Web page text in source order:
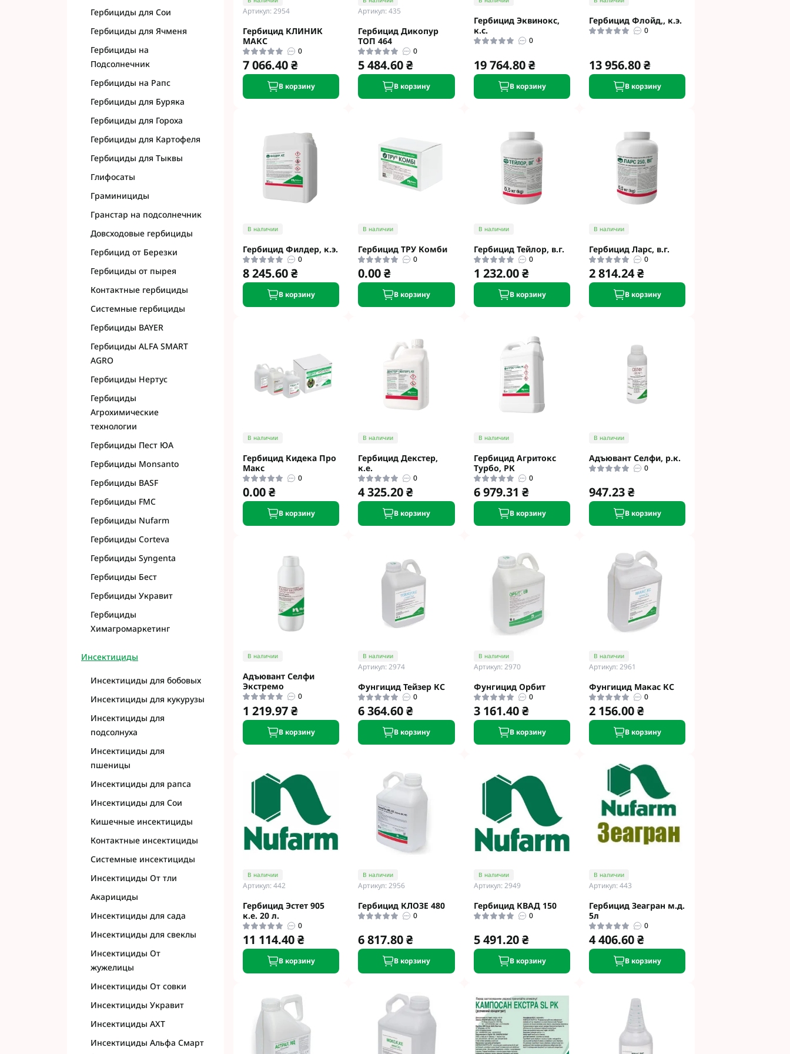
Гербициды для Сои
Гербициды для Ячменя
Гербициды на
Подсолнечник
Гербициды на Рапс
Гербициды для Буряка
Гербициды для Гороха
Гербициды для Картофеля
Гербициды для Тыквы
Глифосаты
Граминициды
Гранстар на подсолнечник
Довсходовые гербициды
Гербицид от Березки
Гербициды от пырея
Контактные гербициды
Системные гербициды
Гербициды BAYER
Гербициды ALFA SMART
AGRO
Гербициды Нертус
Гербициды
Агрохимические
технологии
Гербициды Пест ЮА
Гербициды Monsanto
Гербициды BASF
Гербициды FMC
Гербициды Nufarm
Гербициды Corteva
Гербициды Syngenta
Гербициды Бест
Гербициды Укравит
Гербициды
Химагромаркетинг
Инсектициды
Инсектициды для бобовых
Инсектициды для кукурузы
Инсектициды для
подсолнуха
Инсектициды для
пшеницы
Инсектициды для рапса
Инсектициды для Сои
Кишечные инсектициды
Контактные инсектициды
Системные инсектициды
Инсектициды От тли
Акарициды
Инсектициды для сада
Инсектициды для свеклы
Инсектициды От
жужелицы
Инсектициды От совки
Инсектициды Укравит
Инсектициды АХТ
Инсектициды Альфа Смарт
Артикул: 2954
Гербицид КЛИНИК
МАКС
0
7 066.40 ₴
В корзину
Артикул: 435
Гербицид Дикопур
ТОП 464
0
5 484.60 ₴
В корзину
Гербицид Эквинокс,
к.с.
0
19 764.80 ₴
В корзину
Гербицид Флойд,, к.э.
0
13 956.80 ₴
В корзину
В наличии
Гербицид Филдер, к.э.
0
8 245.60 ₴
В корзину
В наличии
Гербицид ТРУ Комби
0
0.00 ₴
В корзину
В наличии
Гербицид Тейлор, в.г.
0
1 232.00 ₴
В корзину
В наличии
Гербицид Ларс, в.г.
0
2 814.24 ₴
В корзину
В наличии
Гербицид Кидека Про
Макс
0
0.00 ₴
В корзину
В наличии
Гербицид Декстер,
к.е.
0
4 325.20 ₴
В корзину
В наличии
Гербицид Агритокс
Турбо, РК
0
6 979.31 ₴
В корзину
В наличии
Адъювант Селфи, р.к.
0
947.23 ₴
В корзину
В наличии
Адъювант Селфи
Экстремо
0
1 219.97 ₴
В корзину
В наличии
Артикул: 2974
Фунгицид Тейзер КС
0
6 364.60 ₴
В корзину
В наличии
Артикул: 2970
Фунгицид Орбит
0
3 161.40 ₴
В корзину
В наличии
Артикул: 2961
Фунгицид Макас КС
0
2 156.00 ₴
В корзину
В наличии
Артикул: 442
Гербицид Эстет 905
к.е. 20 л.
0
11 114.40 ₴
В корзину
В наличии
Артикул: 2956
Гербицид КЛОЗЕ 480
0
6 817.80 ₴
В корзину
В наличии
Артикул: 2949
Гербицид КВАД 150
0
5 491.20 ₴
В корзину
В наличии
Артикул: 443
Гербицид Зеагран м.д.
5л
0
4 406.60 ₴
В корзину